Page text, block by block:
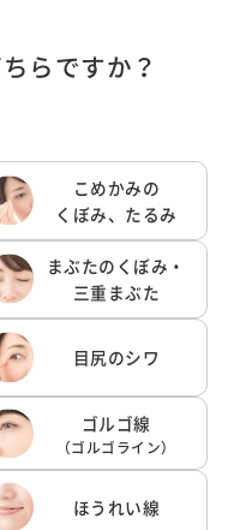
らですか？
こめかみの
くぼみ、たるみ
まぶたのくぼみ ・
三重まぶた
目尻のシワ
ゴルゴ線
（ゴルゴライン）
ほうれい線